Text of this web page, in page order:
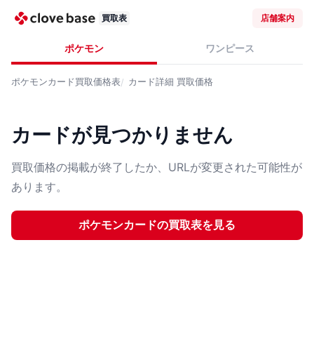
買取表 店舗案内
ポケモン ワンピース
ポケモンカード買取価格表 カード詳細 買取価格
カードが見つかりません
買取価格の掲載が終了したか、URLが変更された可能性が
あります。
ポケモンカードの買取表を見る